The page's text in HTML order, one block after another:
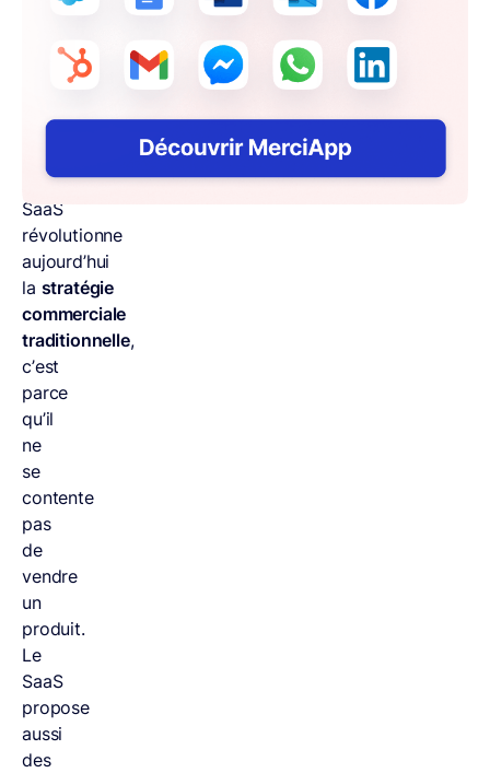
place
pull
SaaS
révolutionne
aujourd’hui
la stratégie
commerciale
traditionnelle,
c’est
parce
qu’il
ne
se
contente
pas
de
vendre
un
produit.
Le
SaaS
propose
aussi
des